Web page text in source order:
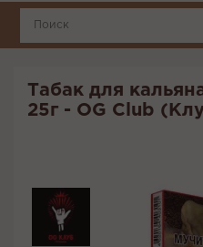
Табак для
25г - OG Club